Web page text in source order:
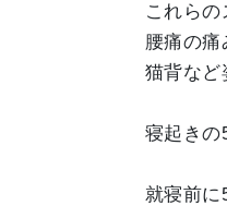
これら
腰痛の痛
猫背など
寝起きの
就寝前に